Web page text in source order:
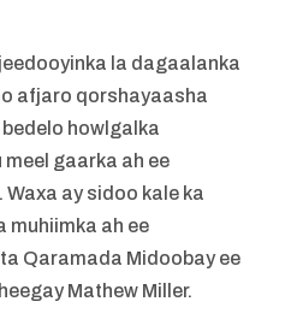
la dagaalanka
afjaro qorshayaasha
howlgalka
gaarka ah ee
ay sidoo kale ka
muhiimka ah ee
Qaramada Midoobay ee
Mathew Miller.